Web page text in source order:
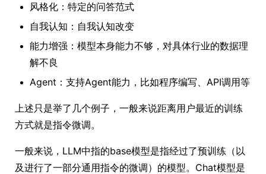
风格化：特定的问答范式
自我认知：自我认知改变
能力增强：模型本身能力不够，对具体行业的数据理
解不良
Agent：支持Agent能力，比如程序编写、API调用等
上述只是举了几个例子，一般来说距离用户最近的训练
方式就是指令微调。
一般来说，LLM中指的base模型是指经过了预训练（以
及进行了一部分通用指令的微调）的模型。Chat模型是